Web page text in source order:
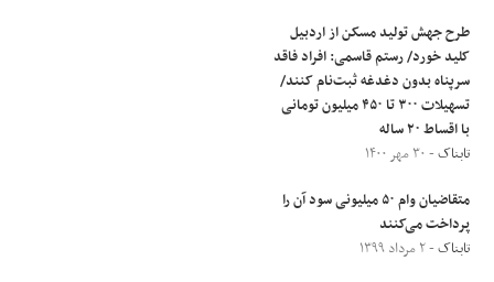
طرح جهش تولید مسکن از اردبیل
کلید خورد/ رستم قاسمی: افراد فاقد
سرپناه بدون دغدغه ثبت‌نام کنند/
تسهیلات ۳۰۰ تا ۴۵۰ میلیون تومانی
با اقساط ٢٠ ساله
تابناک- ۳۰ مهر ۱۴۰۰
متقاضیان وام ۵۰ میلیونی سود آن را
پرداخت می‌کنند
تابناک- ۲ مرداد ۱۳۹۹